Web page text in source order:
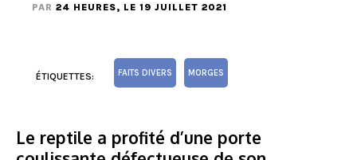
PAR 24 HEURES, LE 19 JUILLET 2021
ÉTIQUETTES: FAITS DIVERS MORGES
Le reptile a profité d’une porte